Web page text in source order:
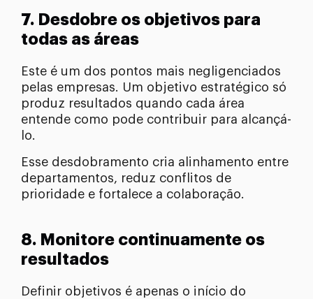
7. Desdobre os objetivos para
todas as áreas
Este é um dos pontos mais negligenciados
pelas empresas. Um objetivo estratégico só
produz resultados quando cada área
entende como pode contribuir para alcançá-
lo.
Esse desdobramento cria alinhamento entre
departamentos, reduz conflitos de
prioridade e fortalece a colaboração.
8. Monitore continuamente os
resultados
Definir objetivos é apenas o início do